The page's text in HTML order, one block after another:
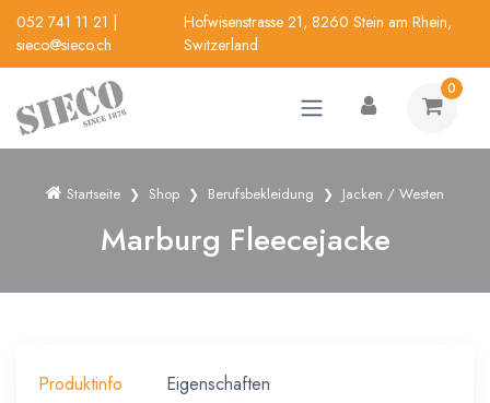
052 741 11 21
sieco@sieco.ch
Hofwisenstrasse 21, 8260 Stein am Rhein,
Switzerland
0
Startseite Shop Berufsbekleidung Jacken / Westen
Marburg Fleecejacke
Produktinfo Eigenschaften